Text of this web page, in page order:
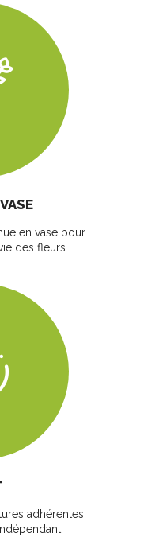
en vase pour
des fleurs
adhérentes